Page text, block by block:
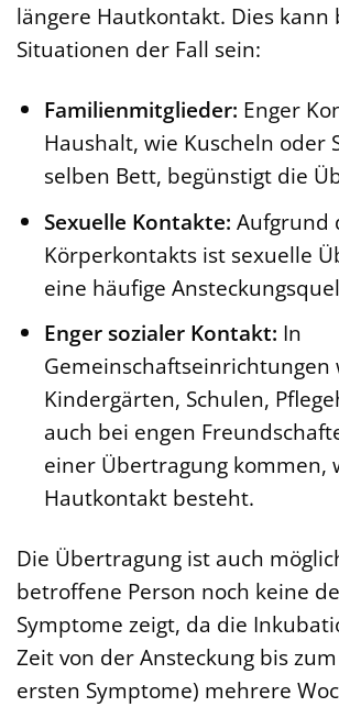
längere Hautkontakt. Dies kann
Situationen der Fall sein:
Familienmitglieder: Enger
Haushalt, wie Kuscheln oder
selben Bett, begünstigt die
Sexuelle Kontakte: Aufgrund
Körperkontakts ist sexuelle
eine häufige
Enger sozialer Kontakt: In
Gemeinschaftseinrichtungen
Kindergärten, Schulen,
auch bei engen
einer Übertragung kommen,
Hautkontakt besteht.
Die Übertragung ist auch
betroffene Person noch keine
Symptome zeigt, da die
Zeit von der Ansteckung bis
ersten Symptome) mehrere